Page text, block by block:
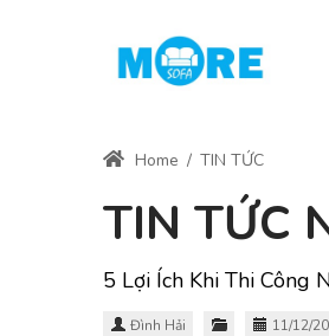
Home / TIN TỨC
TIN TỨC
5 Lợi Ích Khi Thi Công
Đình Hải 11/12/